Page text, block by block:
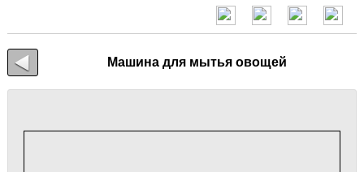
Машина для мытья овощей